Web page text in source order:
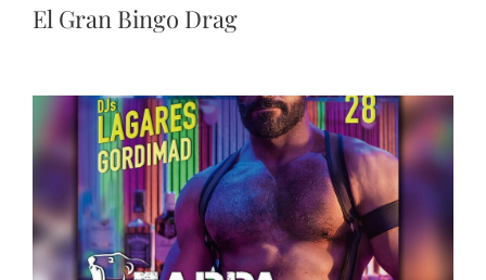
El Gran Bingo Drag